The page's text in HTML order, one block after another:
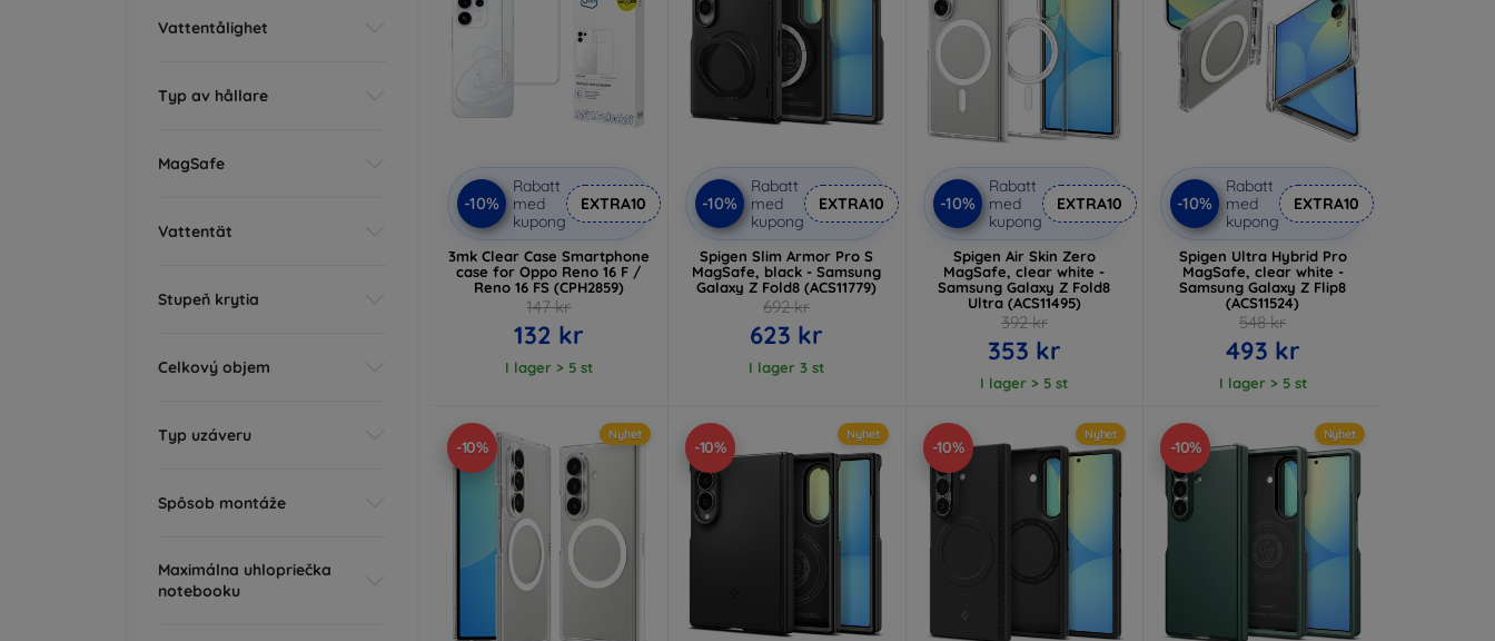
Vattentålighet
Typ av hållare
MagSafe
Vattentät
Stupeň krytia
Celkový objem
Typ uzáveru
Spôsob montáže
Maximálna uhlopriečka
notebooku
-10%
Rabatt
med
kupong
EXTRA10
3mk Clear Case Smartphone
case for Oppo Reno 16 F /
Reno 16 FS (CPH2859)
147 kr
132 kr
I lager > 5 st
-10%
Rabatt
med
kupong
EXTRA10
Spigen Slim Armor Pro S
MagSafe, black - Samsung
Galaxy Z Fold8 (ACS11779)
692 kr
623 kr
I lager 3 st
-10%
Rabatt
med
kupong
EXTRA10
Spigen Air Skin Zero
MagSafe, clear white -
Samsung Galaxy Z Fold8
Ultra (ACS11495)
392 kr
353 kr
I lager > 5 st
-10%
Rabatt
med
kupong
EXTRA10
Spigen Ultra Hybrid Pro
MagSafe, clear white -
Samsung Galaxy Z Flip8
(ACS11524)
548 kr
493 kr
I lager > 5 st
-10%
Nyhet
-10%
Nyhet
-10%
Nyhet
-10%
Nyhet